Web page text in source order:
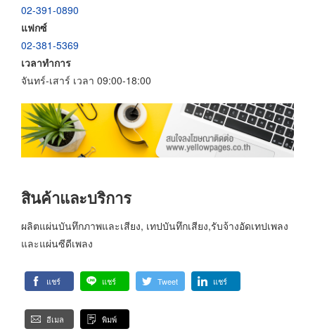
02-391-0890
แฟกซ์
02-381-5369
เวลาทำการ
จันทร์-เสาร์ เวลา 09:00-18:00
สินค้าและบริการ
ผลิตแผ่นบันทึกภาพและเสียง, เทปบันทึกเสียง,รับจ้างอัดเทปเพลง
และแผ่นซีดีเพลง
แชร์ แชร์ Tweet แชร์
อีเมล พิมพ์